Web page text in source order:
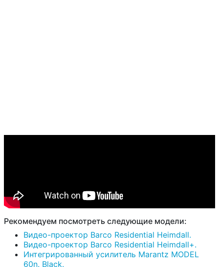
Рекомендуем посмотреть следующие модели:
Видео-проектор Barco Residential Heimdall.
Видео-проектор Barco Residential Heimdall+.
Интегрированный усилитель Marantz MODEL
60n. Black.